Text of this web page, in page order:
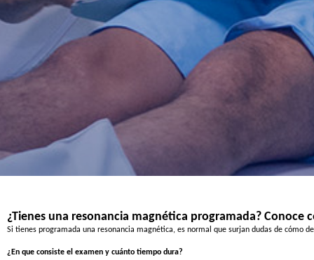
¿Tienes una resonancia magnética programada? Conoce
Si tienes programada una resonancia magnética, es normal que surjan dudas de cómo
¿En que consiste el examen y cuánto tiempo dura?